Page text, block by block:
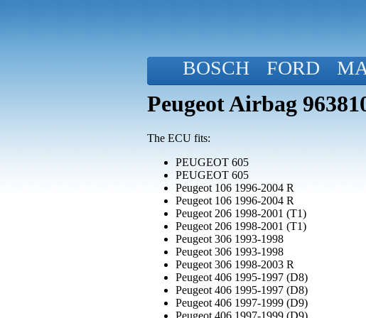
BOSCH FORD
Peugeot Airbag
The ECU fits:
PEUGEOT 605
PEUGEOT 605
Peugeot 106 1996-2004 R
Peugeot 106 1996-2004 R
Peugeot 206 1998-2001 (T1)
Peugeot 206 1998-2001 (T1)
Peugeot 306 1993-1998
Peugeot 306 1993-1998
Peugeot 306 1998-2003 R
Peugeot 406 1995-1997 (D8)
Peugeot 406 1995-1997 (D8)
Peugeot 406 1997-1999 (D9)